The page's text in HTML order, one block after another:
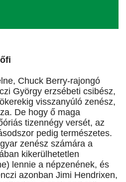
Chuck Berry-rajongó
György erzsébeti csibész,
visszanyúló zenész,
De hogy ő maga
tizennégy versét, az
pedig természetes.
zenész számára a
kikerülhetetlen
lennie a népzenének, és
azonban Jimi Hendrixen,